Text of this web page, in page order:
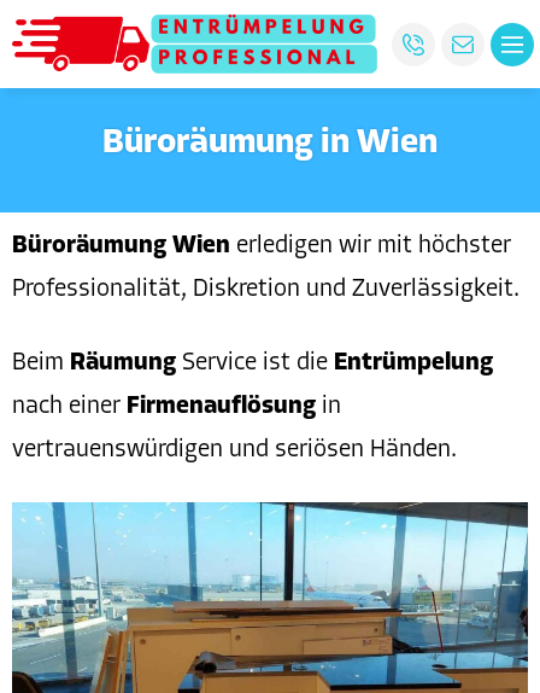
Büroräumung in Wien
Büroräumung Wien erledigen wir mit höchster
Professionalität, Diskretion und Zuverlässigkeit.
Beim Räumung Service ist die Entrümpelung
nach einer Firmenauflösung in
vertrauenswürdigen und seriösen Händen.